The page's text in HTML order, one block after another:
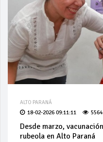
ALTO PARANÁ
18-02-2026 09:11:11 5564
Desde marzo,
rubeola en Alto Paraná